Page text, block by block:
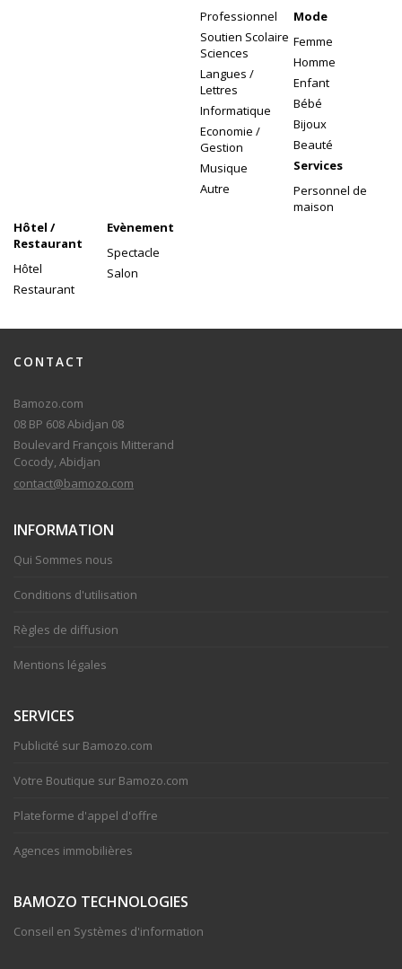
Professionnel
Soutien Scolaire
Sciences
Langues /
Lettres
Informatique
Economie /
Gestion
Musique
Autre
Mode
Femme
Homme
Enfant
Bébé
Bijoux
Beauté
Services
Personnel de
maison
Hôtel /
Restaurant
Hôtel
Restaurant
Evènement
Spectacle
Salon
CONTACT
Bamozo.com
08 BP 608 Abidjan 08
Boulevard François Mitterand
Cocody, Abidjan
contact@bamozo.com
INFORMATION
Qui Sommes nous
Conditions d'utilisation
Règles de diffusion
Mentions légales
SERVICES
Publicité sur Bamozo.com
Votre Boutique sur Bamozo.com
Plateforme d'appel d'offre
Agences immobilières
BAMOZO TECHNOLOGIES
Conseil en Systèmes d'information